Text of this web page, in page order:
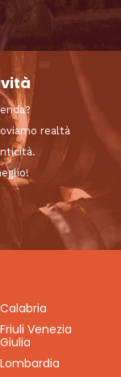
realtà
Calabria
Friuli Venezia
Giulia
Lombardia